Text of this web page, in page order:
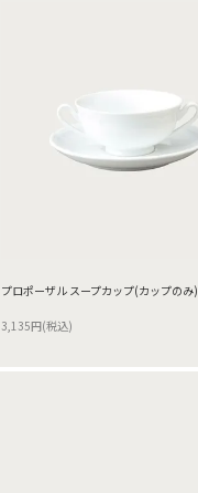
プロポーザル スープカップ(カップのみ)
3,135円(税込)